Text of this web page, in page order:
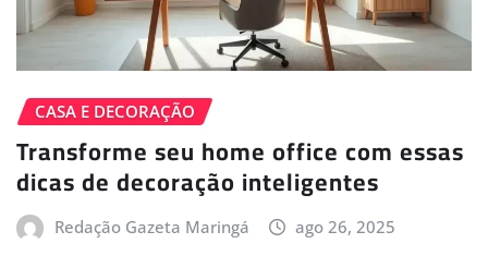
CASA E DECORAÇÃO
Transforme seu home office com essas
dicas de decoração inteligentes
Redação Gazeta Maringá ago 26, 2025